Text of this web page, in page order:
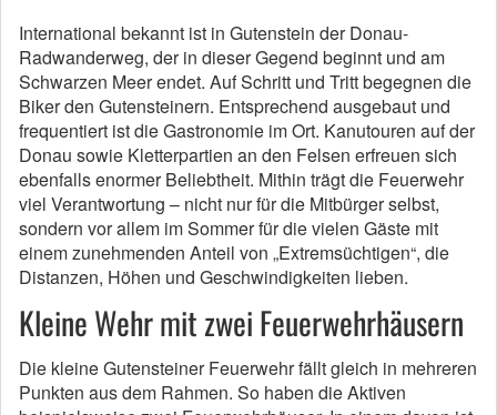
International bekannt ist in Gutenstein der Donau-
Radwanderweg, der in dieser Gegend beginnt und am
Schwarzen Meer endet. Auf Schritt und Tritt begegnen die
Biker den Gutensteinern. Entsprechend ausgebaut und
frequentiert ist die Gastronomie im Ort. Kanutouren auf der
Donau sowie Kletterpartien an den Felsen erfreuen sich
ebenfalls enormer Beliebtheit. Mithin trägt die Feuerwehr
viel Verantwortung – nicht nur für die Mitbürger selbst,
sondern vor allem im Sommer für die vielen Gäste mit
einem zunehmenden Anteil von „Extremsüchtigen“, die
Distanzen, Höhen und Geschwindigkeiten lieben.
Kleine Wehr mit zwei Feuerwehrhäusern
Die kleine Gutensteiner Feuerwehr fällt gleich in mehreren
Punkten aus dem Rahmen. So haben die Aktiven